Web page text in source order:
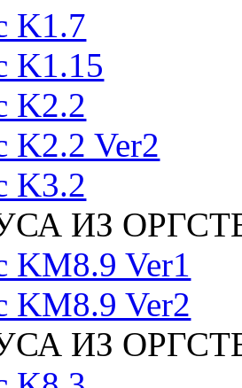
K1.7
K1.15
K2.2
K2.2 Ver2
K3.2
ИЗ
KM8.9 Ver1
KM8.9 Ver2
ИЗ